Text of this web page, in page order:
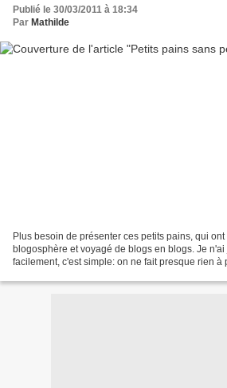
Publié le 30/03/2011 à 18:34
Par Mathilde
Plus besoin de présenter ces petits pains, qui ont
blogosphère et voyagé de blogs en blogs. Je
facilement, c'est simple: on ne fait presque rien à